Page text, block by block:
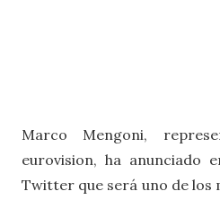
Marco Mengoni,
eurovision, ha anunciado
Twitter que será uno de los